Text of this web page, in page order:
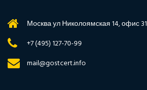
Москва ул Николоямская 14, офис 31
+7 (495) 127-70-99
mail@gostcert.info